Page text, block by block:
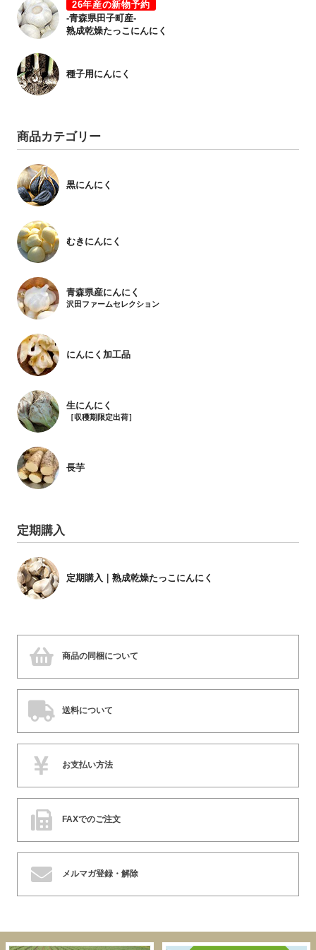
26年産の新物予約
-青森県田子町産-
熟成乾燥たっこにんにく
種子用にんにく
商品カテゴリー
黒にんにく
むきにんにく
青森県産にんにく
沢田ファームセレクション
にんにく加工品
生にんにく
［収穫期限定出荷］
長芋
定期購入
定期購入｜熟成乾燥たっこにんにく
商品の同梱について
送料について
お支払い方法
FAXでのご注文
メルマガ登録・解除